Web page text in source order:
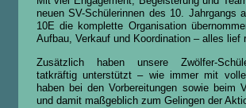
neuen SV-Schülerinnen des 10. Jahrgangs
10E die komplette Organisation
Aufbau, Verkauf und Koordination – alles lief
Zusätzlich haben unsere Zwölfer-
tatkräftig unterstützt – wie immer mit
haben bei den Vorbereitungen sowie beim
und damit maßgeblich zum Gelingen der